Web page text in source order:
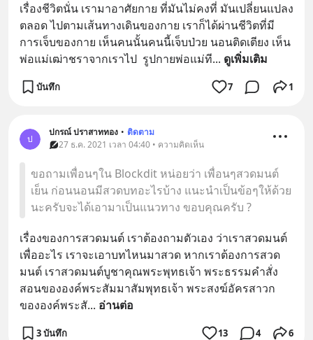
เรื่องชีวิตนั่น เรามาอาศัยกาย ที่มันไม่คงที่ มันเปลี่ยนแปลง
ตลอด ไปตามเส้นทางเดินของกาย เราก็ได้ผ่านชีวิตที่มี
การเจ็บของกาย เห็นคนนั้นคนนี้เจ็บป่วย นอนติดเตียง เห็น
พ่อแม่เฒ่าชราจากเราไป  รูปกายพ่อแม่ที... ดูเพิ่มเติม
บันทึก 7 1
ป
ปกรณ์ ปราสาททอง • ติดตาม
27 ธ.ค. 2021 เวลา 04:40 • ความคิดเห็น
ขอถามเพื่อนๆใน Blockdit หน่อยว่า เพื่อนๆสวดมนต์
เย็น ก่อนนอนมีสวดบทอะไรบ้าง แนะนำเป็นข้อๆให้ด้วย
นะครับจะได้เอามาเป็นแนวทาง ขอบคุณครับ ?
เรื่องของการสวดมนต์ เราต้องถามตัวเอง ว่าเราสวดมนต์
เพื่ออะไร เราจะเอาบทไหนมาสวด หากเราต้องการสวด
มนต์ เราสวดมนต์บูชาคุณพระพุทธเจ้า พระธรรมคำสั่ง
สอนขององค์พระสัมมาสัมพุทธเจ้า พระสงฆ์อัครสาวก
ขององค์พระสั... อ่านต่อ
3 บันทึก 13 4 6